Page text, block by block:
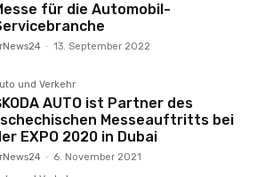
für die Automobil-
- 13. September 2022
und Verkehr
AUTO ist Partner des
Messeauftritts bei
EXPO 2020 in Dubai
- 6. November 2021